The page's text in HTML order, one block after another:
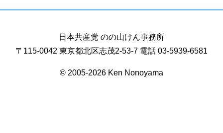
日本共産党 のの山けん事務所
〒115-0042 東京都北区志茂2-53-7 電話 03-5939-6581
© 2005-2026 Ken Nonoyama